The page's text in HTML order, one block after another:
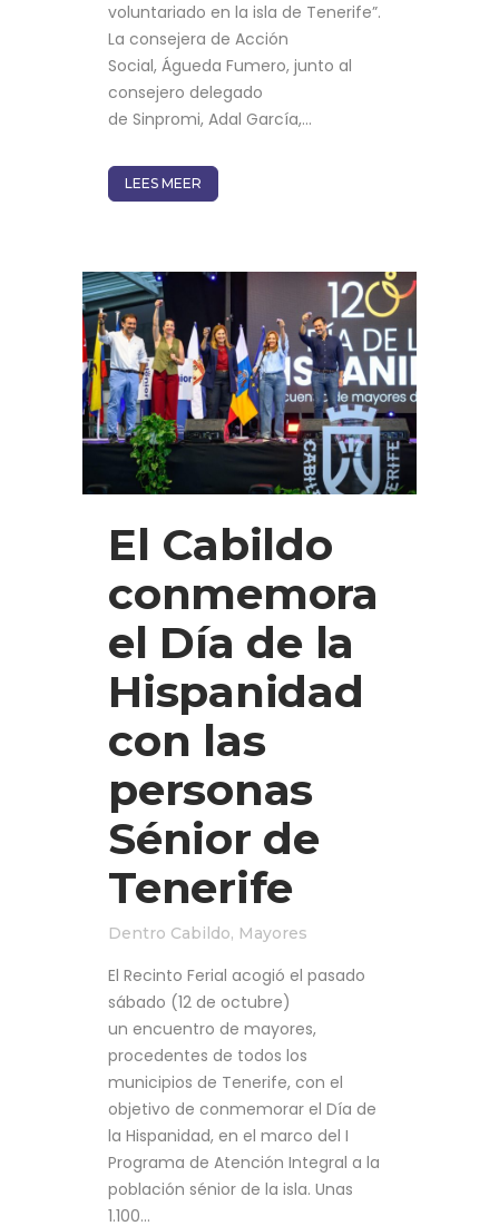
voluntariado en la isla de Tenerife”.
La consejera de Acción
Social, Águeda Fumero, junto al
consejero delegado
de Sinpromi, Adal García,...
LEES MEER
El Cabildo
conmemora
el Día de la
Hispanidad
con las
personas
Sénior de
Tenerife
Dentro Cabildo, Mayores
El Recinto Ferial acogió el pasado
sábado (12 de octubre)
un encuentro de mayores,
procedentes de todos los
municipios de Tenerife, con el
objetivo de conmemorar el Día de
la Hispanidad, en el marco del I
Programa de Atención Integral a la
población sénior de la isla. Unas
1.100...